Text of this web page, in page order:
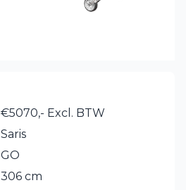
€5070,- Excl. BTW
Saris
GO
306 cm